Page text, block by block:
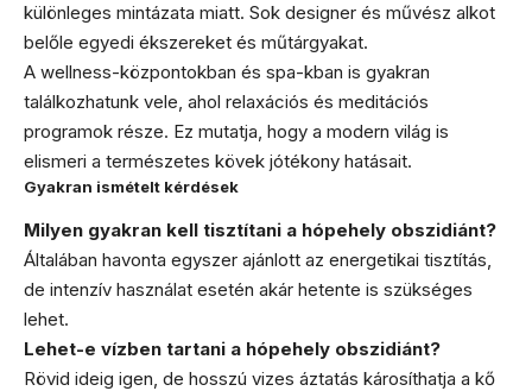
különleges mintázata miatt. Sok designer és művész alkot
belőle egyedi ékszereket és műtárgyakat.
A wellness-központokban és spa-kban is gyakran
találkozhatunk vele, ahol relaxációs és meditációs
programok része. Ez mutatja, hogy a modern világ is
elismeri a természetes kövek jótékony hatásait.
Gyakran ismételt kérdések
Milyen gyakran kell tisztítani a hópehely obszidiánt?
Általában havonta egyszer ajánlott az energetikai tisztítás,
de intenzív használat esetén akár hetente is szükséges
lehet.
Lehet-e vízben tartani a hópehely obszidiánt?
Rövid ideig igen, de hosszú vizes áztatás károsíthatja a kő